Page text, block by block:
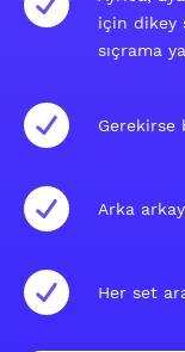
için dikey
sıçrama
Gerekirse
Arka
Her set